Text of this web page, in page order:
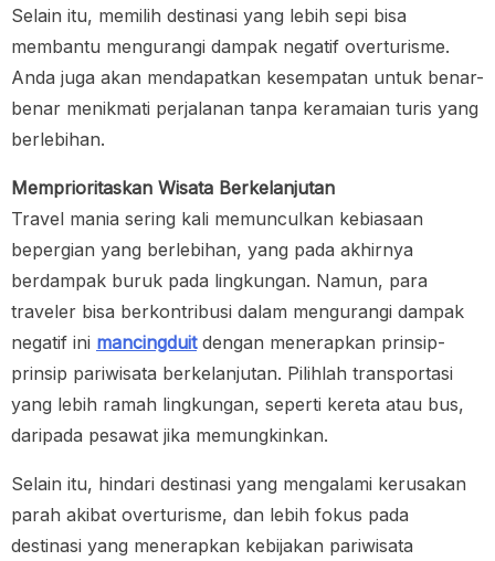
Selain itu, memilih destinasi yang lebih sepi bisa
membantu mengurangi dampak negatif overturisme.
Anda juga akan mendapatkan kesempatan untuk benar-
benar menikmati perjalanan tanpa keramaian turis yang
berlebihan.
Memprioritaskan Wisata Berkelanjutan
Travel mania sering kali memunculkan kebiasaan
bepergian yang berlebihan, yang pada akhirnya
berdampak buruk pada lingkungan. Namun, para
traveler bisa berkontribusi dalam mengurangi dampak
negatif ini mancingduitdengan menerapkan prinsip-
prinsip pariwisata berkelanjutan. Pilihlah transportasi
yang lebih ramah lingkungan, seperti kereta atau bus,
daripada pesawat jika memungkinkan.
Selain itu, hindari destinasi yang mengalami kerusakan
parah akibat overturisme, dan lebih fokus pada
destinasi yang menerapkan kebijakan pariwisata